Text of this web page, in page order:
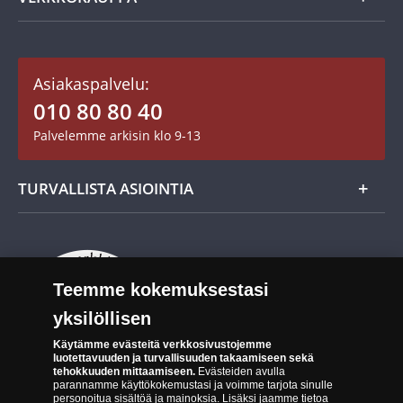
Keräilytarvikkeet
Mitalit
Asiakastili / Omat sivut
Toimitusehdot
Maksutavat
Evästeet Suomen Monetan verkkokaupassa
Tuotteiden toimittaminen
Asiakaspalvelu:
010 80 80 40
Palvelemme arkisin klo 9-13
TURVALLISTA ASIOINTIA
Aitous- ja laatutakuu
Teemme kokemuksestasi
yksilöllisen
Käytämme evästeitä verkkosivustojemme
luotettavuuden ja turvallisuuden takaamiseen sekä
tehokkuuden mittaamiseen.Evästeiden avulla
parannamme käyttökokemustasi ja voimme tarjota sinulle
personoitua sisältöä ja mainoksia. Lisäksi jaamme tietoa